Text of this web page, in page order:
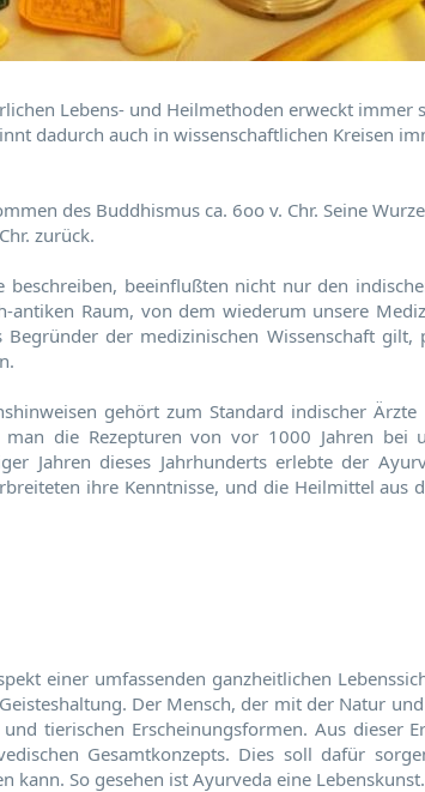
Lebens- und Heilmethoden erweckt immer
dadurch auch in wissenschaftlichen Kreisen
des Buddhismus ca. 6oo v. Chr. Seine
zurück.
beschreiben, beeinflußten nicht nur den
antiken Raum, von dem wiederum unsere
der medizinischen Wissenschaft
gehört zum Standard indischer
man die Rezepturen von vor 1000 Jahren bei
Jahren dieses Jahrhunderts erlebte der
ihre Kenntnisse, und die Heilmittel aus
einer umfassenden ganzheitlichen
Der Mensch, der mit der Natur
tierischen Erscheinungsformen. Aus dieser
Gesamtkonzepts. Dies soll dafür
So gesehen ist Ayurveda eine Lebenskunst.